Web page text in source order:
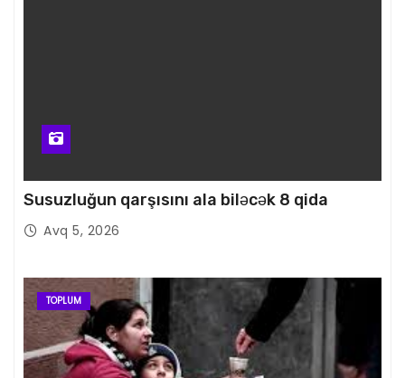
Susuzluğun qarşısını ala biləcək 8 qida
Avq 5, 2026
TOPLUM